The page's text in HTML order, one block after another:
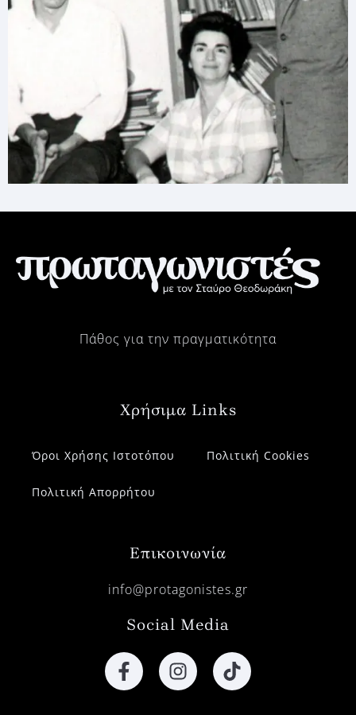
Πάθος για την πραγματικότητα
Χρήσιμα Links
Όροι Χρήσης Ιστοτόπου Πολιτική Cookies
Πολιτική Απορρήτου
Επικοινωνία
info@protagonistes.gr
Social Media